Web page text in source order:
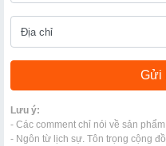
Lưu ý:
- Các comment chỉ nói về sản
- Ngôn từ lịch sự. Tôn trọng cộng